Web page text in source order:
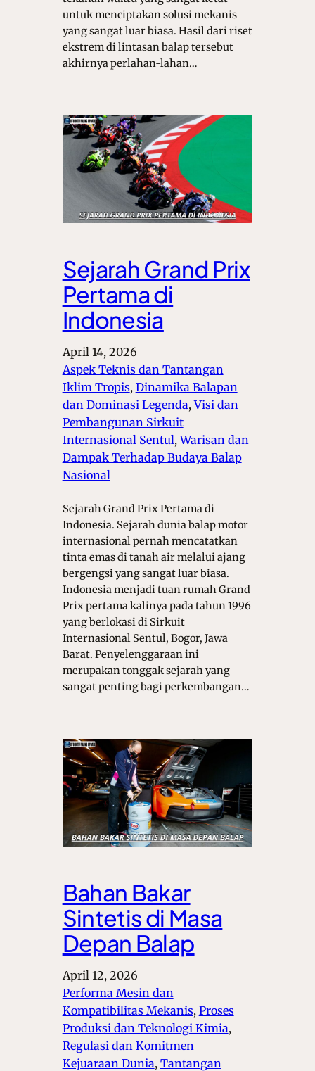
untuk menciptakan solusi mekanis
yang sangat luar biasa. Hasil dari riset
ekstrem di lintasan balap tersebut
akhirnya perlahan-lahan…
Sejarah Grand Prix
Pertama di
Indonesia
April 14, 2026
Aspek Teknis dan Tantangan
Iklim Tropis, Dinamika Balapan
dan Dominasi Legenda, Visi dan
Pembangunan Sirkuit
Internasional Sentul, Warisan dan
Dampak Terhadap Budaya Balap
Nasional
Sejarah Grand Prix Pertama di
Indonesia. Sejarah dunia balap motor
internasional pernah mencatatkan
tinta emas di tanah air melalui ajang
bergengsi yang sangat luar biasa.
Indonesia menjadi tuan rumah Grand
Prix pertama kalinya pada tahun 1996
yang berlokasi di Sirkuit
Internasional Sentul, Bogor, Jawa
Barat. Penyelenggaraan ini
merupakan tonggak sejarah yang
sangat penting bagi perkembangan…
Bahan Bakar
Sintetis di Masa
Depan Balap
April 12, 2026
Performa Mesin dan
Kompatibilitas Mekanis, Proses
Produksi dan Teknologi Kimia
Regulasi dan Komitmen
Kejuaraan Dunia, Tantangan